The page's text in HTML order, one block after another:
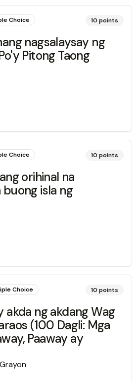
Choice 10 points
nagsalaysay ng
Pitong Taong
Choice 10 points
orihinal na
isla ng
Choice 10 points
akda ng akdang Wag
(100 Dagli: Mga
Paaway ay